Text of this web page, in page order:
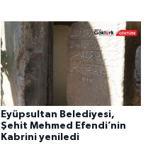
Eyüpsultan Belediyesi,
Şehit Mehmed Efendi’nin
Kabrini yeniledi